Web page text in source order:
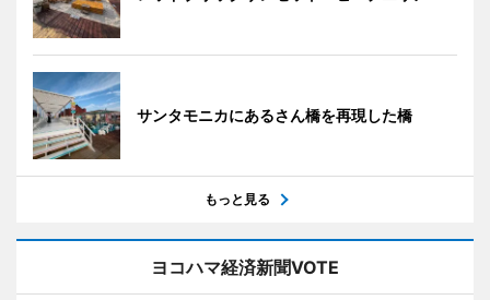
サンタモニカにあるさん橋を再現した橋
もっと見る
ヨコハマ経済新聞VOTE